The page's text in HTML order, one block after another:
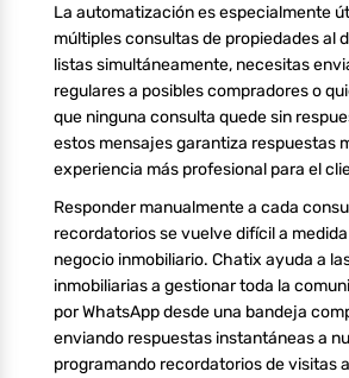
La automatización es especialmente
múltiples consultas de propiedades al
listas simultáneamente, necesitas
regulares a posibles compradores o
que ninguna consulta quede sin
estos mensajes garantiza respuestas
experiencia más profesional para el
Responder manualmente a cada
recordatorios se vuelve difícil a
negocio inmobiliario. Chatix ayuda a
inmobiliarias a gestionar toda la
por WhatsApp desde una bandeja
enviando respuestas instantáneas a
programando recordatorios de visitas